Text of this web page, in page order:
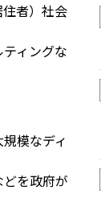
者）社会
ィングな
模なディ
を政府が